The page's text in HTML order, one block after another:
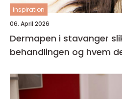
inspiration
06. April 2026
Dermapen i stavanger slik fungerer
behandlingen og hvem